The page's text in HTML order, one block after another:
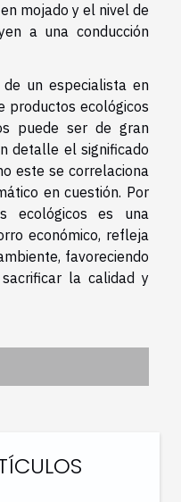
mojado y el nivel de
a una conducción
un especialista en
productos ecológicos
puede ser de gran
detalle el significado
este se correlaciona
en cuestión. Por
ecológicos es una
económico, refleja
favoreciendo
la calidad y